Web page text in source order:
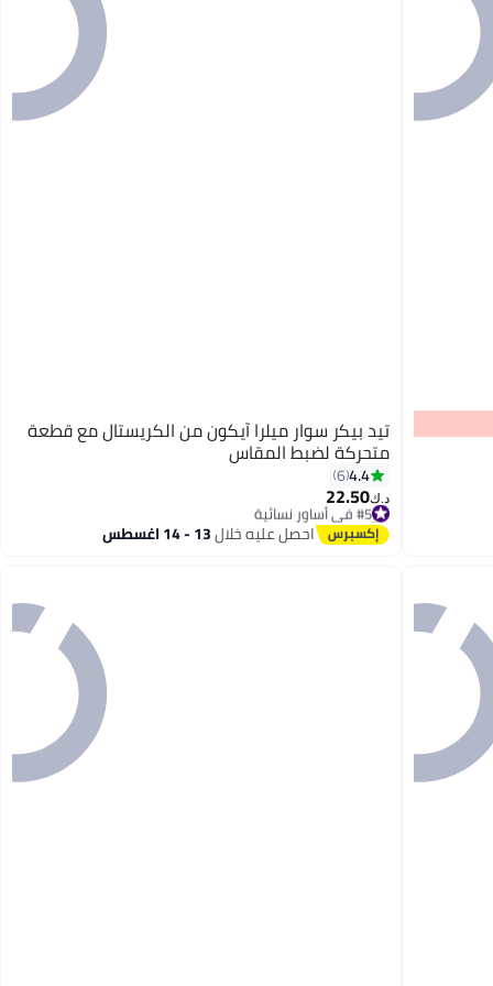
تيد بيكر سوار ميلرا آيكون من الكريستال مع قطعة
متحركة لضبط المقاس
4.4
6
د.ك‏22.50
#5 في أساور نسائية
تم بيع +10 مؤخرًا
#5 في أساور نسائية احصل عليه خلال13 - 14 اغسطس